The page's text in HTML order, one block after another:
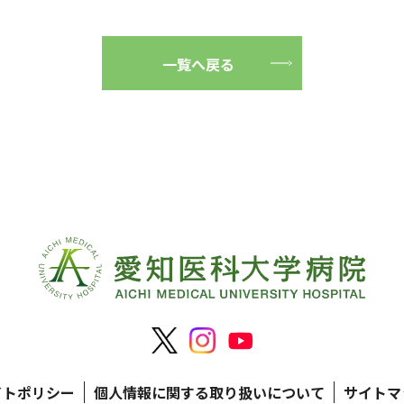
一覧へ戻る
ポリシー 個人情報に関する取り扱いについて サイト